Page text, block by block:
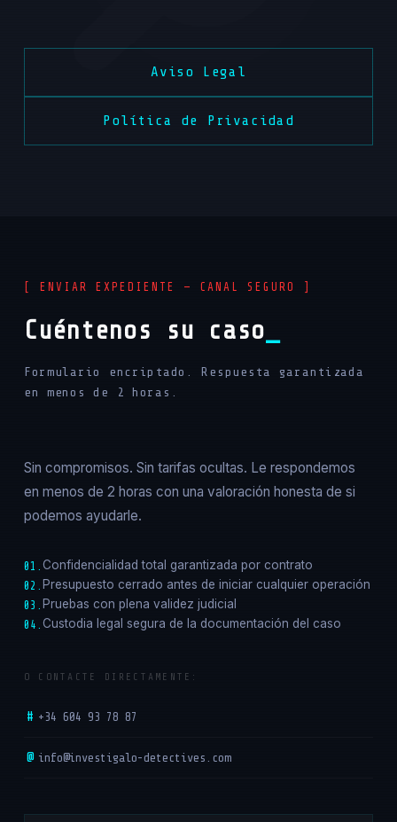
protegida por el secreto profesional. Nadie, salvo un juez
mediante orden judicial, puede acceder a los datos del
contratante.
Aviso Legal
Política de Privacidad
[ ENVIAR EXPEDIENTE — CANAL SEGURO ]
Cuéntenos su caso
Formulario encriptado. Respuesta garantizada
en menos de 2 horas.
Sin compromisos. Sin tarifas ocultas. Le respondemos
en menos de 2 horas con una valoración honesta de si
podemos ayudarle.
01. Confidencialidad total garantizada por contrato
02. Presupuesto cerrado antes de iniciar cualquier operación
03. Pruebas con plena validez judicial
04. Custodia legal segura de la documentación del caso
O CONTACTE DIRECTAMENTE:
# +34 604 93 78 87
@ info@investigalo-detectives.com